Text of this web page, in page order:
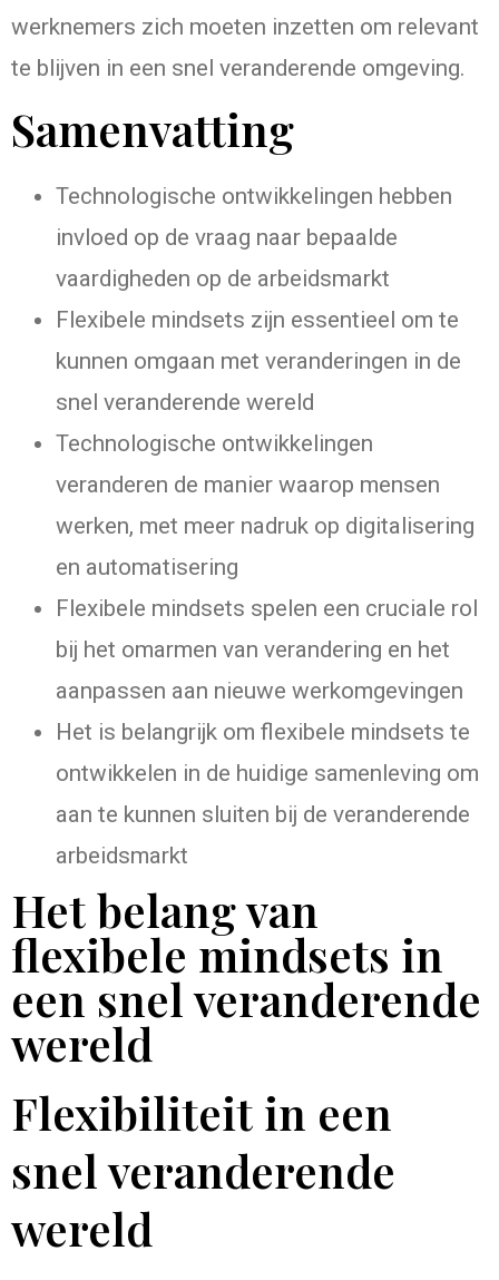
werknemers zich moeten inzetten om relevant
te blijven in een snel veranderende omgeving.
Samenvatting
Technologische ontwikkelingen hebben
invloed op de vraag naar bepaalde
vaardigheden op de arbeidsmarkt
Flexibele mindsets zijn essentieel om te
kunnen omgaan met veranderingen in de
snel veranderende wereld
Technologische ontwikkelingen
veranderen de manier waarop mensen
werken, met meer nadruk op digitalisering
en automatisering
Flexibele mindsets spelen een cruciale rol
bij het omarmen van verandering en het
aanpassen aan nieuwe werkomgevingen
Het is belangrijk om flexibele mindsets te
ontwikkelen in de huidige samenleving om
aan te kunnen sluiten bij de veranderende
arbeidsmarkt
Het belang van
flexibele mindsets in
een snel veranderende
wereld
Flexibiliteit in een
snel veranderende
wereld